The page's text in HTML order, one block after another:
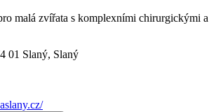
malá zvířata s komplexními chirurgickými
01 Slaný, Slaný